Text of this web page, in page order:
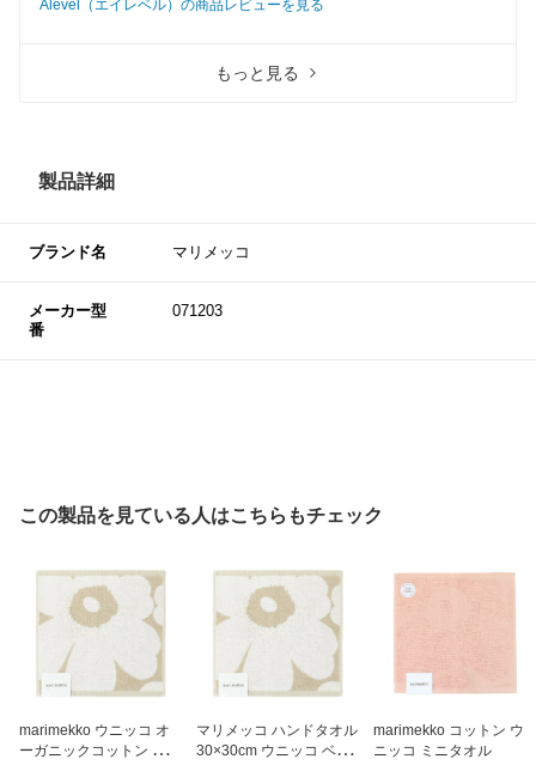
Alevel（エイレベル）の商品レビューを見る
もっと見る
製品詳細
ブランド名 マリメッコ
メーカー型
番
071203
この製品を見ている人はこちらもチェック
marimekko ウニッコ オ
ーガニックコットン ミニ
マリメッコ ハンドタオル
30×30cm ウニッコ ベー
marimekko コットン ウ
ニッコ ミニタオル